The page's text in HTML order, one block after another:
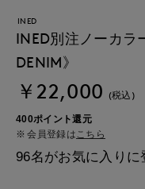
INED
INED別注ノーカ
DENIM》
￥22,000 (税込)
400ポイント還元
会員登録は こちら
96名がお気に入りに